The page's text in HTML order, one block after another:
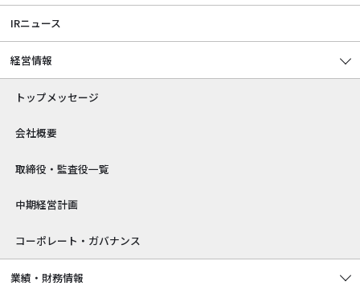
IRニュース
経営情報
トップメッセージ
会社概要
取締役・監査役一覧
中期経営計画
コーポレート・ガバナンス
業績・財務情報